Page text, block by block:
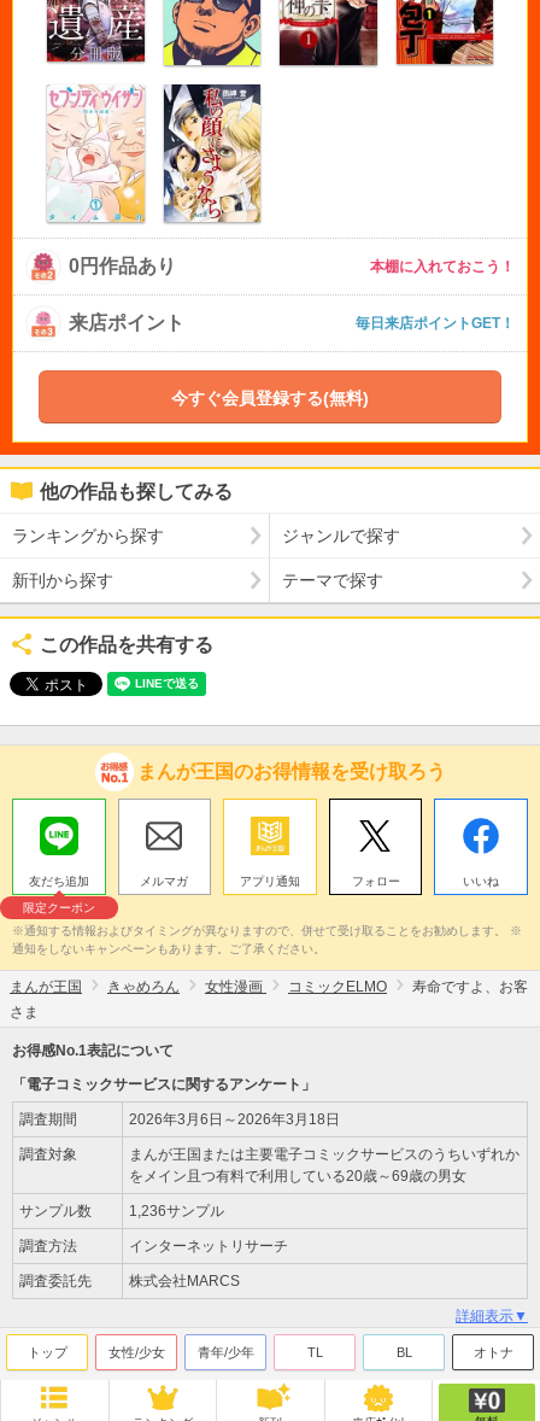
0円作品あり 本棚に入れておこう！
来店ポイント 毎日来店ポイントGET！
今すぐ会員登録する(無料)
他の作品も探してみる
ランキングから探す ジャンルで探す
新刊から探す テーマで探す
この作品を共有する
まんが王国のお得情報を受け取ろう
友だち追加
限定クーポン
メルマガ アプリ通知 フォロー いいね
※通知する情報およびタイミングが異なりますので、併せて受け取ることをお勧めします。 ※
通知をしないキャンペーンもあります。ご了承ください。
まんが王国 きゃめろん 女性漫画 コミックELMO
寿命ですよ、お客
さま
お得感No.1表記について
「電子コミックサービスに関するアンケート」
調査期間 2026年3月6日～2026年3月18日
調査対象
まんが王国または主要電子コミックサービスのうちいずれか
をメイン且つ有料で利用している20歳～69歳の男女
サンプル数 1,236サンプル
調査方法 インターネットリサーチ
調査委託先 株式会社MARCS
詳細表示▼
トップ 女性/少女 青年/少年 TL BL オトナ